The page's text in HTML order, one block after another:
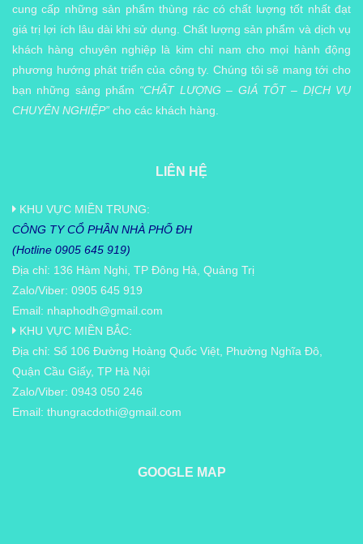
cung cấp những sản phẩm thùng rác có chất lượng tốt nhất đạt
giá trị lợi ích lâu dài khi sử dụng. Chất lượng sản phẩm và dịch vụ
khách hàng chuyên nghiệp là kim chỉ nam cho mọi hành động
phương hướng phát triển của công ty. Chúng tôi sẽ mang tới cho
bạn những sảng phẩm “CHẤT LƯỢNG – GIÁ TỐT – DỊCH VỤ
CHUYÊN NGHIỆP” cho các khách hàng.
LIÊN HỆ
KHU VỰC MIỀN TRUNG:
CÔNG TY CỔ PHẦN NHÀ PHỐ ĐH
(Hotline 0905 645 919)
Địa chỉ: 136 Hàm Nghi, TP Đông Hà, Quảng Trị
Zalo/Viber: 0905 645 919
Email: nhaphodh@gmail.com
KHU VỰC MIỀN BẮC:
Địa chỉ: Số 106 Đường Hoàng Quốc Việt, Phường Nghĩa Đô,
Quận Cầu Giấy, TP Hà Nội
Zalo/Viber: 0943 050 246
Email: thungracdothi@gmail.com
GOOGLE MAP